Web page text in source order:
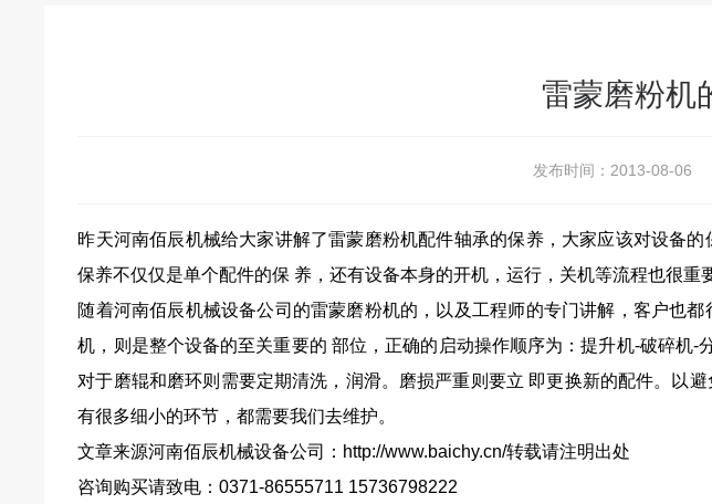
雷蒙磨粉机
发布时间： 2013-08-06
昨天河南佰辰机械给大家讲解了雷蒙磨粉机配件轴承的保养，大家应该对设备的
保养不仅仅是单个配件的保 养，还有设备本身的开机，运行，关机等流程也很重
随着河南佰辰机械设备公司的雷蒙磨粉机的，以及工程师的专门讲解，客户也
机，则是整个设备的至关重要的 部位，正确的启动操作顺序为：提升机-破碎机
对于磨辊和磨环则需要定期清洗，润滑。磨损严重则要立 即更换新的配件。以
有很多细小的环节，都需要我们去维护。
文章来源河南佰辰机械设备公司： http://www.baichy.cn/转载请注明出处
咨询购买请致电：0371-86555711 15736798222